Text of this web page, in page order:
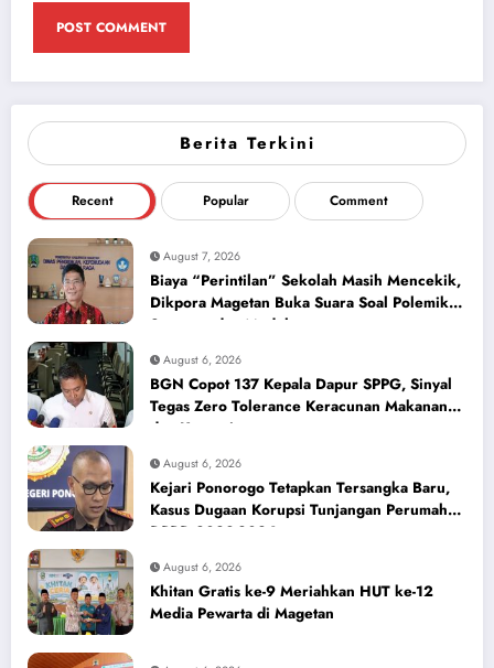
Berita Terkini
Recent Popular Comment
August 7, 2026
Biaya “Perintilan” Sekolah Masih Mencekik,
Dikpora Magetan Buka Suara Soal Polemik
Seragam dan Modul
August 6, 2026
BGN Copot 137 Kepala Dapur SPPG, Sinyal
Tegas Zero Tolerance Keracunan Makanan
dan Korupsi
August 6, 2026
Kejari Ponorogo Tetapkan Tersangka Baru,
Kasus Dugaan Korupsi Tunjangan Perumahan
DPRD 2023-2026
August 6, 2026
Khitan Gratis ke-9 Meriahkan HUT ke-12
Media Pewarta di Magetan